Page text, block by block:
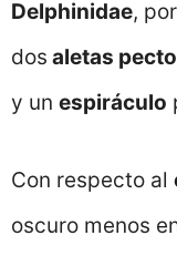
Delphinidae,
dos aletas
y un espiráculo
Con respecto al
oscuro menos